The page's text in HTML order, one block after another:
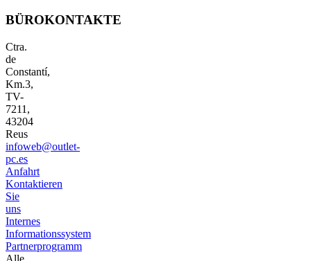
BÜROKONTAKTE
Ctra.
de
Constantí,
Km.3,
TV-
7211,
43204
Reus
infoweb@outlet-
pc.es
Anfahrt
Kontaktieren
Sie
uns
Internes
Informationssystem
Partnerprogramm